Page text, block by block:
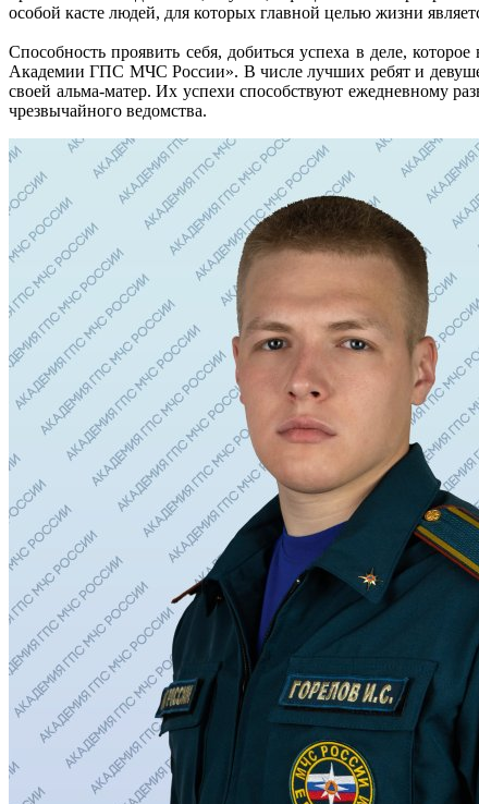
особой касте людей, для которых главной целью жизни
Способность проявить себя, добиться успеха в деле,
Академии ГПС МЧС России». В числе лучших ребят и
своей альма-матер. Их успехи способствуют ежедневному
чрезвычайного ведомства.